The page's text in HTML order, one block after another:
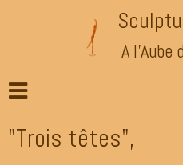
A l'Aube
"Trois têtes",